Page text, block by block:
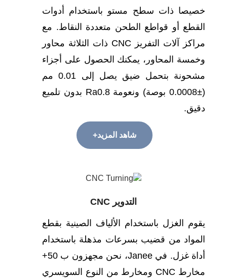
ذات سطح مستو باستخدام أدوات
أو قواطع الطحن متعددة النقاط. مع
مراكز آلات التفريز CNC ذات الثلاثة محاور
المحاور، يمكنك الحصول على أجزاء
مشحونة بتحمل ضيق يصل إلى 0.01 مم
(±0.0008 بوصة) ونعومة Ra0.8 بدون تلميع
شاهد المزيد+
الغزل باستخدام الألياف الصينية بقطع
من قضيب بسرعات مذهلة باستخدام
أداة غزل. في Janee، نحن مجهزون ب 50+
مخارط CNC ومخارط من النوع السويسري